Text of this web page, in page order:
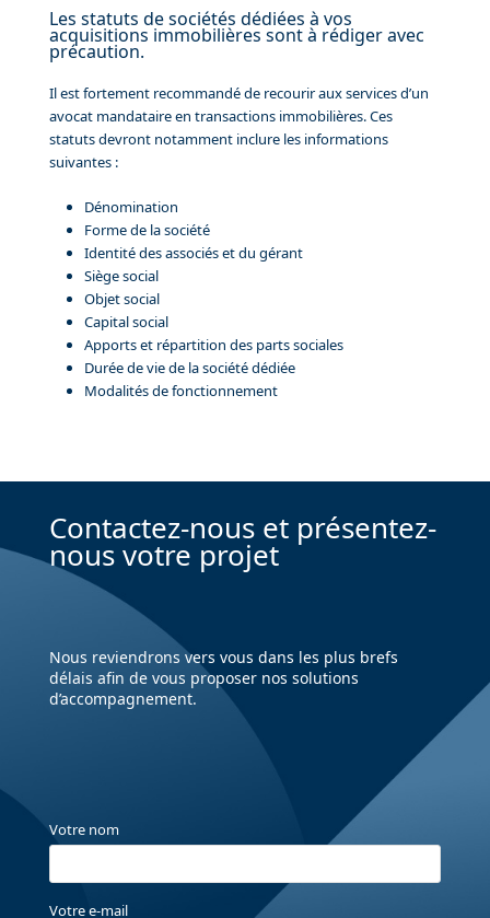
Les statuts de sociétés dédiées à vos
acquisitions immobilières sont à rédiger avec
précaution.
Il est fortement recommandé de recourir aux services d’un
avocat mandataire en transactions immobilières. Ces
statuts devront notamment inclure les informations
suivantes :
Dénomination
Forme de la société
Identité des associés et du gérant
Siège social
Objet social
Capital social
Apports et répartition des parts sociales
Durée de vie de la société dédiée
Modalités de fonctionnement
Contactez-nous et présentez-
nous votre projet
Nous reviendrons vers vous dans les plus brefs
délais afin de vous proposer nos solutions
d’accompagnement.
Votre nom
Votre e-mail